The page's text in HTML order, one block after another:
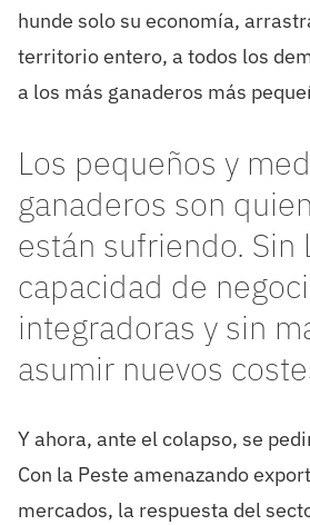
hunde solo su economía,
territorio entero, a todos los
a los más ganaderos más
Los pequeños y
ganaderos son
están sufriendo. Sin
capacidad de
integradoras y sin
asumir nuevos
Y ahora, ante el colapso, se
Con la Peste amenazando
mercados, la respuesta del